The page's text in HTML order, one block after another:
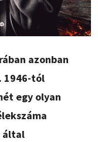
azonban
1946-tól
egy olyan
által